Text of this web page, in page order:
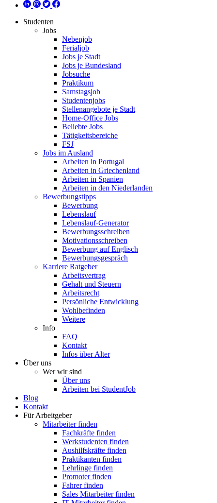
Studenten
Jobs
Nebenjob
Ferialjob
Jobs je Stadt
Jobs je Bundesland
Jobsuche
Praktikum
Samstagsjob
Studentenjobs
Stellenangebote je Stadt
Home-Office Jobs
Beliebte Jobs
Tätigkeitsbereiche
FSJ
Jobs im Ausland
Arbeiten in Portugal
Arbeiten in Griechenland
Arbeiten in Spanien
Arbeiten in den Niederlanden
Bewerbungstipps
Bewerbung
Lebenslauf
Lebenslauf-Generator
Bewerbungsschreiben
Motivationsschreiben
Bewerbung auf Englisch
Bewerbungsgespräch
Karriere Ratgeber
Arbeitsvertrag
Gehalt und Steuern
Arbeitsrecht
Persönliche Entwicklung
Wohlbefinden
Weitere
Info
FAQ
Kontakt
Infos über Alter
Über uns
Wer wir sind
Über uns
Arbeiten bei StudentJob
Blog
Kontakt
Für Arbeitgeber
Mitarbeiter finden
Fachkräfte finden
Werkstudenten finden
Aushilfskräfte finden
Praktikanten finden
Lehrlinge finden
Promoter finden
Fahrer finden
Sales Mitarbeiter finden